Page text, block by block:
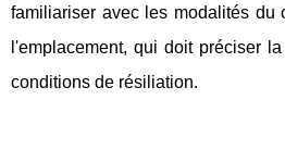
familiariser avec les modalités du
l'emplacement, qui doit préciser
conditions de résiliation.